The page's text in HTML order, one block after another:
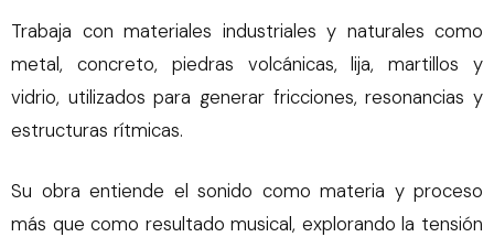
Trabaja con materiales industriales y naturales como
metal, concreto, piedras volcánicas, lija, martillos y
vidrio, utilizados para generar fricciones, resonancias y
estructuras rítmicas.
Su obra entiende el sonido como materia y proceso
más que como resultado musical, explorando la tensión